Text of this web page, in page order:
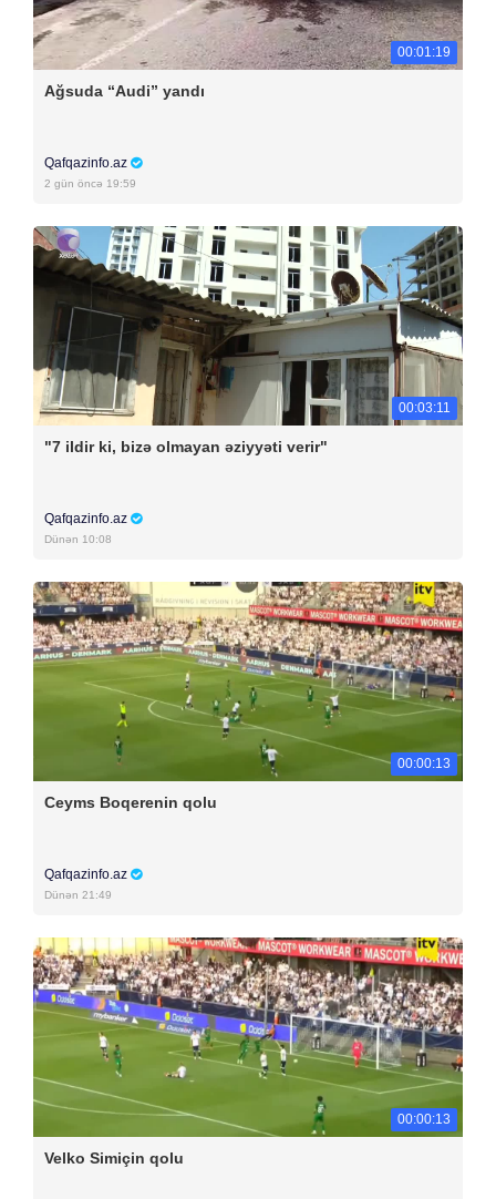
00:01:19
Ağsuda “Audi” yandı
Qafqazinfo.az
2 gün öncə 19:59
00:03:11
"7 ildir ki, bizə olmayan əziyyəti verir"
Qafqazinfo.az
Dünən 10:08
00:00:13
Ceyms Boqerenin qolu
Qafqazinfo.az
Dünən 21:49
00:00:13
Velko Simiçin qolu